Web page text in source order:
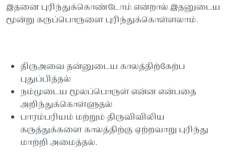
இதனை புரிந்துக்கொண்டோம்என்றால்இதனுடைய
மூன்றுகருப்பொருளை புரிந்துக்கொள்ளலாம்.
திருஅவைதன்னுடைய காலத்திற்கேற்ப
புதுப்பித்தல்
நம்முடைய மூலப்பொருள்என்னஎன்பதை
அறிந்துக்கொள்ளுதல்
பாரம்பரியம் மற்றும்திருவிவிலிய
கருத்துக்களைகாலத்திற்குஏற்றவாறு புரிந்து
மாற்றி அமைத்தல்.